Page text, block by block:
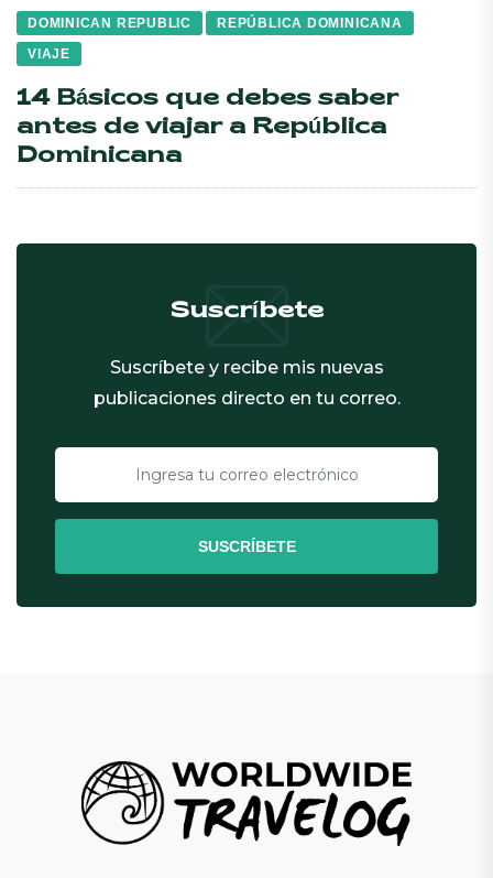
DOMINICAN REPUBLIC
REPÚBLICA DOMINICANA
VIAJE
14 Básicos que debes saber
antes de viajar a República
Dominicana
Suscríbete
Suscríbete y recibe mis nuevas
publicaciones directo en tu correo.
SUSCRÍBETE